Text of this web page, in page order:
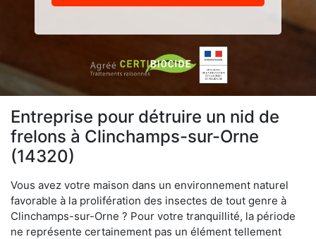
Entreprise pour détruire un nid de
frelons à Clinchamps-sur-Orne
(14320)
Vous avez votre maison dans un environnement naturel
favorable à la prolifération des insectes de tout genre à
Clinchamps-sur-Orne ? Pour votre tranquillité, la période
ne représente certainement pas un élément tellement